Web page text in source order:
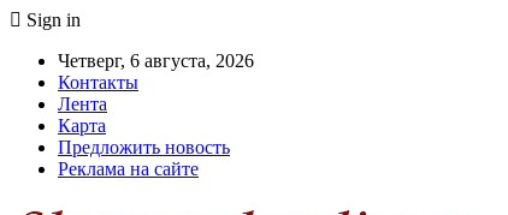
Sign in
Четверг, 6 августа, 2026
Контакты
Лента
Карта
Предложить новость
Реклама на сайте